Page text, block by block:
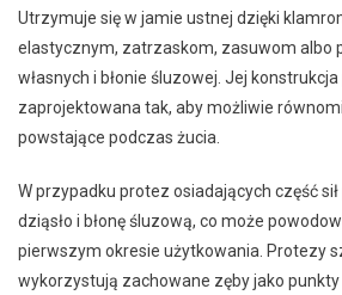
Utrzymuje się w jamie ustnej dzięki
elastycznym, zatrzaskom, zasuwom albo
własnych i błonie śluzowej. Jej
zaprojektowana tak, aby możliwie
powstające podczas żucia.
W przypadku protez osiadających część
dziąsło i błonę śluzową, co może
pierwszym okresie użytkowania. Protezy
wykorzystują zachowane zęby jako